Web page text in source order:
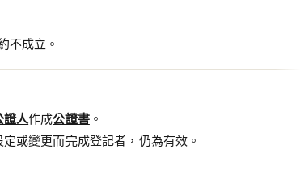
不成立。
證人作成公證書。
或變更而完成登記者，仍為有效。